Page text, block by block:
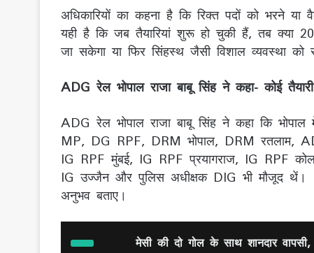
अधिकारियों का कहना है कि रिक्त पदों को भरने या
यही है कि जब तैयारियां शुरू हो चुकी हैं, तब क्या
जा सकेगा या फिर सिंहस्थ जैसी विशाल व्यवस्था
ADG रेल भोपाल राजा बाबू सिंह ने कहा- कोई
ADG रेल भोपाल राजा बाबू सिंह ने कहा कि
MP, DG RPF, DRM भोपाल, DRM रतलाम,
IG RPF मुंबई, IG RPF प्रयागराज, IG RPF
IG उज्जैन और पुलिस अधीक्षक DIG भी मौजूद थें।
अनुभव बताए।
मेसी की दो गोल के साथ शानदार